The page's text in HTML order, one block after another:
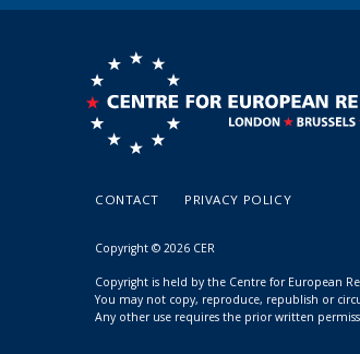
CONTACT PRIVACY POLICY
Copyright © 2026 CER
Copyright is held by the Centre for European
You may not copy, reproduce, republish or
Any other use requires the prior written